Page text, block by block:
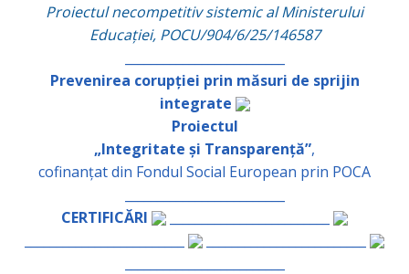
Proiectul necompetitiv sistemic al Ministerului
Educației, POCU/904/6/25/146587
Prevenirea corupției prin măsuri de sprijin
integrate
Proiectul
„Integritate și Transparență”,
cofinanțat din Fondul Social European prin POCA
CERTIFICĂRI